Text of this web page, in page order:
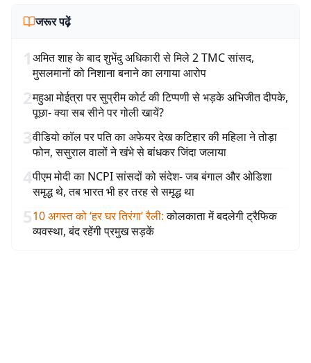
जरूर पढ़ें
1अमित शाह के बाद शुभेंदु अधिकारी से मिले 2 TMC सांसद,
मुसलमानों को निशाना बनाने का लगाया आरोप
2महुआ मोईत्रा पर सुप्रीम कोर्ट की टिप्पणी से भड़के अभिजीत दीपके,
पूछा- क्या सब सीने पर गोली खायें?
3वीडियो कॉल पर पति का अफेयर देख कटिहार की महिला ने तोड़ा
फोन, ससुराल वालों ने खंभे से बांधकर जिंदा जलाया
4पीएम मोदी का NCPI सांसदों को संदेश- जब बंगाल और ओडिशा
समृद्ध थे, तब भारत भी हर तरह से समृद्ध था
510 अगस्त को ‘हर घर तिरंगा’ रैली: कोलकाता में बदलेगी ट्रैफिक
व्यवस्था, बंद रहेंगी प्रमुख सड़कें